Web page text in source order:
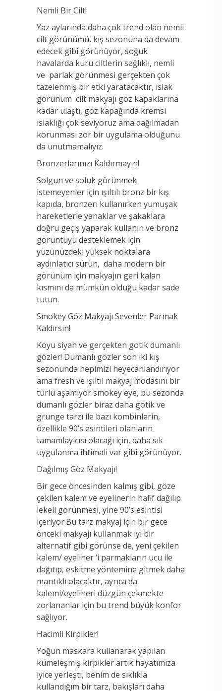
Nemli Bir Cilt!
Yaz aylarında daha çok trend olan nemli
cilt görünümü, kış sezonuna da devam
edecek gibi görünüyor, soğuk
havalarda kuru ciltlerin sağlıklı, nemli
ve parlak görünmesi gerçekten çok
tazelenmiş bir etki yaratacaktır, ıslak
görünüm cilt makyajı göz kapaklarına
kadar ulaştı, göz kapağında kremsi
ıslaklığı çok seviyoruz ama dağılmadan
korunması zor bir uygulama olduğunu
da unutmamalıyız.
Bronzerlarınızı Kaldırmayın!
Solgun ve soluk görünmek
istemeyenler için ışıltılı bronz bir kış
kapıda, bronzerı kullanırken yumuşak
hareketlerle yanaklar ve şakaklara
doğru geçiş yaparak kullanın ve bronz
görüntüyü desteklemek için
yüzünüzdeki yüksek noktalara
aydınlatıcı sürün, daha modern bir
görünüm için makyajın geri kalan
kısmını da mümkün olduğu kadar sade
tutun.
Smokey Göz Makyajı Sevenler Parmak
Kaldırsın!
Koyu siyah ve gerçekten gotik dumanlı
gözler! Dumanlı gözler son iki kış
sezonunda hepimizi heyecanlandırıyor
ama fresh ve ışıltıl makyaj modasını bir
türlü aşamıyor smokey eye, bu sezonda
dumanlı gözler biraz daha gotik ve
grunge tarzı ile bazı kombinlerin,
özellikle 90’s esintileri olanların
tamamlayıcısı olacağı için, daha sık
uygulanma ihtimali var gibi görünüyor.
Dağılmış Göz Makyajı!
Bir gece öncesinden kalmış gibi, göze
çekilen kalem ve eyelinerin hafif dağılıp
lekeli görünmesi, yine 90’s esintisi
içeriyor.Bu tarz makyaj için bir gece
önceki makyajı kullanmak iyi bir
alternatif gibi görünse de, yeni çekilen
kalem/ eyeliner ‘i parmakların ucu ile
dağıtıp, eskitme yöntemine gitmek daha
mantıklı olacaktır, ayrıca da
kalemi/eyelineri düzgün çekmekte
zorlananlar için bu trend büyük konfor
sağlıyor.
Hacimli Kirpikler!
Yoğun maskara kullanarak yapılan
kümeleşmiş kirpikler artık hayatımıza
iyice yerleşti, benim de sıklıkla
kullandığım bir tarz, bakışları daha